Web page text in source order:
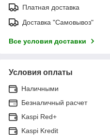
Платная доставка
Доставка "Самовывоз"
Все условия доставки
Условия оплаты
Наличными
Безналичный расчет
Kaspi Red+
Kaspi Kredit